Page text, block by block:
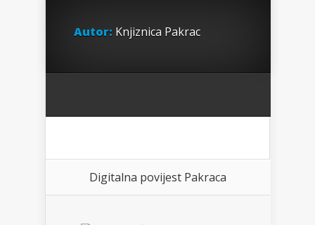
Autor: Knjiznica Pakrac
Digitalna povijest Pakraca